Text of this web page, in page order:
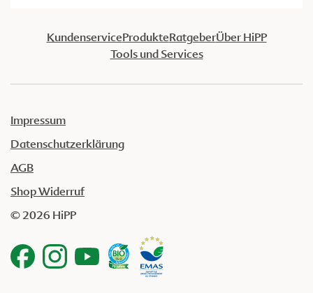
KundenserviceProdukteRatgeberÜber HiPP
Tools und Services
Impressum
Datenschutzerklärung
AGB
Shop Widerruf
© 2026 HiPP